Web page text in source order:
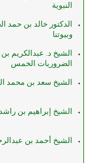
النبوية
الدكتور خالد بن حمد
وبيوتنا
الشيخ د. عبدالكريم
الضروريات الخمس
الشيخ سعد بن محمد
الشيخ إبراهيم بن
الشيخ أحمد بن